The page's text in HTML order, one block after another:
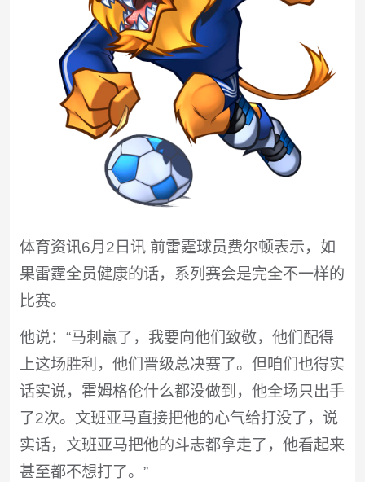
体育资讯6月2日讯 前雷霆球员费尔顿表示，如
果雷霆全员健康的话，系列赛会是完全不一样的
比赛。
他说：“马刺赢了，我要向他们致敬，他们配得
上这场胜利，他们晋级总决赛了。但咱们也得实
话实说，霍姆格伦什么都没做到，他全场只出手
了2次。文班亚马直接把他的心气给打没了，说
实话，文班亚马把他的斗志都拿走了，他看起来
甚至都不想打了。”